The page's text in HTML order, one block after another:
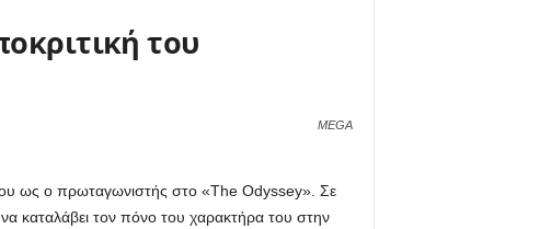
του
MEGA
ως ο πρωταγωνιστής στο «The Odyssey». Σε
καταλάβει τον πόνο του χαρακτήρα του στην